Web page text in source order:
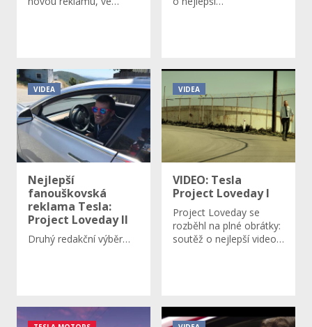
VIDEA
Nejlepší
fanouškovská
reklama Tesla:
Project Loveday II
Druhý redakční výběr…
VIDEA
VIDEO: Tesla
Project Loveday I
Project Loveday se
rozběhl na plné obrátky:
soutěž o nejlepší video…